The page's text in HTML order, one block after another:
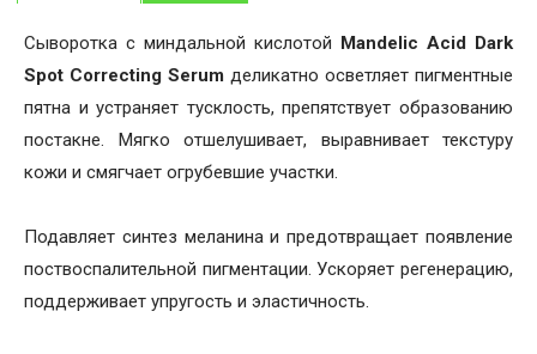
Сыворотка с миндальной кислотой Mandelic Acid Dark
Spot Correcting Serum деликатно осветляет пигментные
пятна и устраняет тусклость, препятствует образованию
постакне. Мягко отшелушивает, выравнивает текстуру
кожи и смягчает огрубевшие участки.
Подавляет синтез меланина и предотвращает появление
поствоспалительной пигментации. Ускоряет регенерацию,
поддерживает упругость и эластичность.